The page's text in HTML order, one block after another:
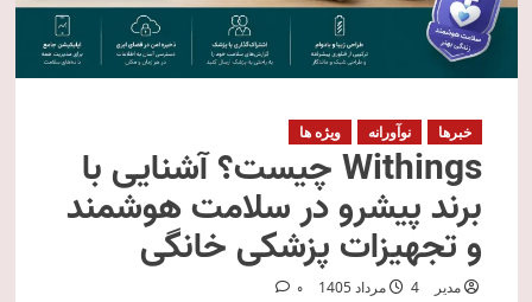
خبرها نوآورانه ویژه ها
Withings چیست؟ آشنایی با
برند پیشرو در سلامت هوشمند
و تجهیزات پزشکی خانگی
مدیر 4 مرداد 1405 0